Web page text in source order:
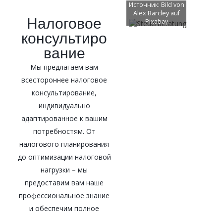
Налоговое
консультиро
вание
Мы предлагаем вам
всестороннее налоговое
консультирование,
индивидуально
адаптированное к вашим
потребностям. От
налогового планирования
до оптимизации налоговой
нагрузки – мы
предоставим вам наше
профессиональное знание
и обеспечим полное
Источник: Bild von
Alex Barcleyauf
Pixabay